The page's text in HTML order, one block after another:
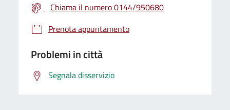
Chiama il numero 0144/950680
Prenota appuntamento
Problemi in città
Segnala disservizio